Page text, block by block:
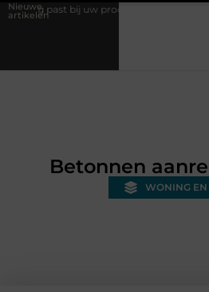
Nieuwe
artikelen
productieproces?
Betonnen
WONING EN